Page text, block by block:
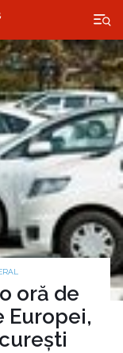
×
oră de
Europei,